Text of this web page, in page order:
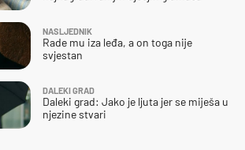
NASLJEDNIK
Rade mu iza leđa, a on toga nije
svjestan
DALEKI GRAD
Daleki grad: Jako je ljuta jer se miješa u
njezine stvari